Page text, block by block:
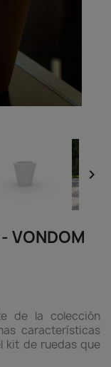

VONDOM
de la colección
características
kit de ruedas que